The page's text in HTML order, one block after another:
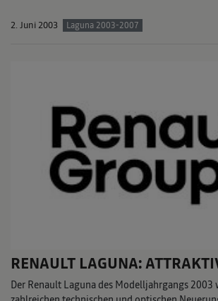
2. Juni 2003 Laguna 2003-2007
RENAULT LAGUNA:
Der Renault Laguna des Modelljahrgangs